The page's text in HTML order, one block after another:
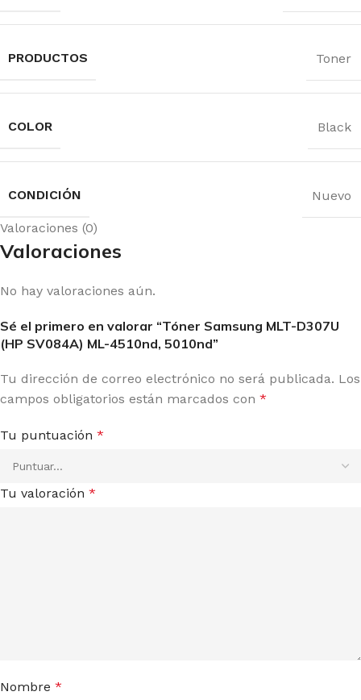
PRODUCTOS Toner
COLOR Black
CONDICIÓN Nuevo
Valoraciones (0)
Valoraciones
No hay valoraciones aún.
Sé el primero en valorar “Tóner Samsung MLT-D307U
(HP SV084A) ML-4510nd, 5010nd”
Tu dirección de correo electrónico no será publicada. Los
campos obligatorios están marcados con *
Tu puntuación *
Tu valoración *
Nombre *